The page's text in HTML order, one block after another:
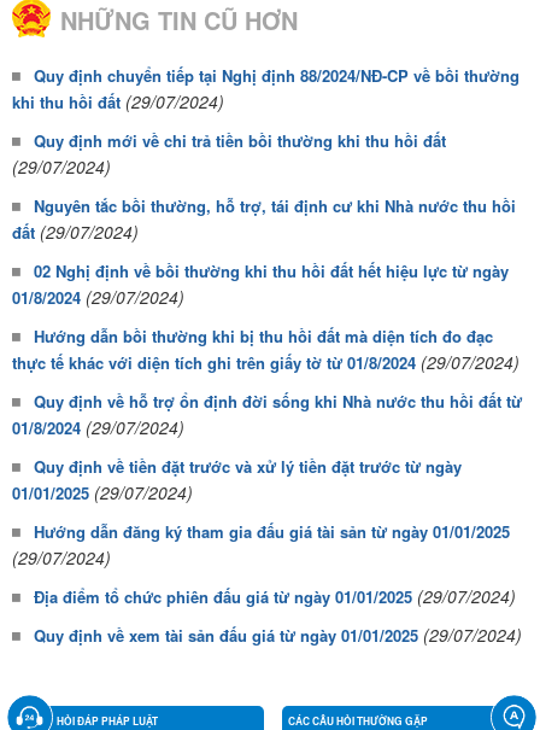
NHỮNG TIN CŨ HƠN
Quy định chuyển tiếp tại Nghị định 88/2024/NĐ-CP về bồi thường
khi thu hồi đất (29/07/2024)
Quy định mới về chi trả tiền bồi thường khi thu hồi đất
(29/07/2024)
Nguyên tắc bồi thường, hỗ trợ, tái định cư khi Nhà nước thu hồi
đất (29/07/2024)
02 Nghị định về bồi thường khi thu hồi đất hết hiệu lực từ ngày
01/8/2024 (29/07/2024)
Hướng dẫn bồi thường khi bị thu hồi đất mà diện tích đo đạc
thực tế khác với diện tích ghi trên giấy tờ từ 01/8/2024 (29/07/2024)
Quy định về hỗ trợ ổn định đời sống khi Nhà nước thu hồi đất từ
01/8/2024 (29/07/2024)
Quy định về tiền đặt trước và xử lý tiền đặt trước từ ngày
01/01/2025 (29/07/2024)
Hướng dẫn đăng ký tham gia đấu giá tài sản từ ngày 01/01/2025
(29/07/2024)
Địa điểm tổ chức phiên đấu giá từ ngày 01/01/2025 (29/07/2024)
Quy định về xem tài sản đấu giá từ ngày 01/01/2025 (29/07/2024)
HỎI ĐÁP PHÁP LUẬT CÁC CÂU HỎI THƯỜNG GẶP